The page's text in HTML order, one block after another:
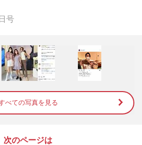
号
べての写真を見る
次のページは